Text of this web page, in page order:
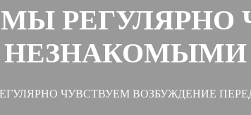
РЕГУЛЯРНО
ЧУВСТВУЕМ ВОЗБУЖДЕНИЕ